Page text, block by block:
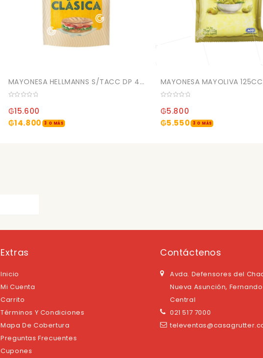
MAYONESA HELLMANNS S/TACC DP 475GR (15)
out
of
5
₲15.600
₲14.800 3 O MÁS
MAYONESA MAYOLIVA 125CC
out
of
5
₲5.800
₲5.550 3 O MÁS
Extras
Inicio
Mi Cuenta
Carrito
Términos Y Condiciones
Mapa De Cobertura
Preguntas Frecuentes
Cupones
Contáctenos
Avda. Defensores del
Nueva Asunción,
Central
021 517 7000